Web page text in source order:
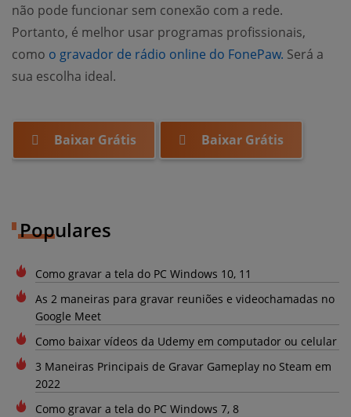
não pode funcionar sem conexão com a rede.
Portanto, é melhor usar programas profissionais,
como o gravador de rádio online do FonePaw. Será a
sua escolha ideal.
Baixar Grátis Baixar Grátis
Populares
Como gravar a tela do PC Windows 10, 11
As 2 maneiras para gravar reuniões e videochamadas no
Google Meet
Como baixar vídeos da Udemy em computador ou celular
3 Maneiras Principais de Gravar Gameplay no Steam em
2022
Como gravar a tela do PC Windows 7, 8